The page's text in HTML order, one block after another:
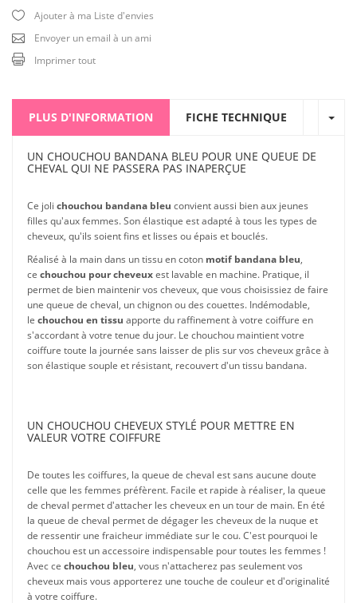
Ajouter à ma Liste d'envies
Envoyer un email à un ami
Imprimer tout
PLUS D'INFORMATION FICHE TECHNIQUE
UN CHOUCHOU BANDANA BLEU POUR UNE QUEUE DE
CHEVAL QUI NE PASSERA PAS INAPERÇUE
Ce joli chouchou bandana bleu convient aussi bien aux jeunes
filles qu'aux femmes. Son élastique est adapté à tous les types de
cheveux, qu'ils soient fins et lisses ou épais et bouclés.
Réalisé à la main dans un tissu en coton motif bandana bleu,
ce chouchou pour cheveuxest lavable en machine. Pratique, il
permet de bien maintenir vos cheveux, que vous choisissiez de faire
une queue de cheval, un chignon ou des couettes. Indémodable,
le chouchou en tissu apporte du raffinement à votre coiffure en
s'accordant à votre tenue du jour. Le chouchou maintient votre
coiffure toute la journée sans laisser de plis sur vos cheveux grâce à
son élastique souple et résistant, recouvert d'un tissu bandana.
UN CHOUCHOU CHEVEUX STYLÉ POUR METTRE EN
VALEUR VOTRE COIFFURE
De toutes les coiffures, la queue de cheval est sans aucune doute
celle que les femmes préfèrent. Facile et rapide à réaliser, la queue
de cheval permet d'attacher les cheveux en un tour de main. En été
la queue de cheval permet de dégager les cheveux de la nuque et
de ressentir une fraicheur immédiate sur le cou. C'est pourquoi le
chouchou est un accessoire indispensable pour toutes les femmes !
Avec ce chouchou bleu, vous n'attacherez pas seulement vos
cheveux mais vous apporterez une touche de couleur et d'originalité
à votre coiffure.